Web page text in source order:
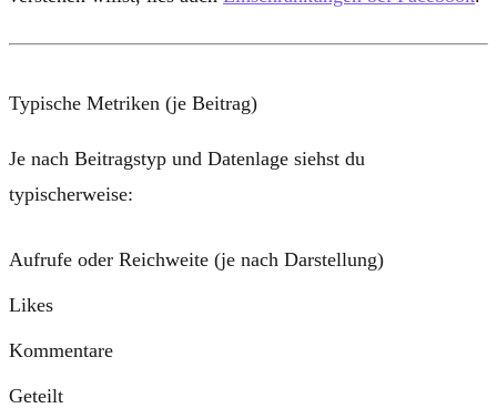
Typische Metriken (je Beitrag)
Je nach Beitragstyp und Datenlage siehst du
typischerweise:
Aufrufe oder Reichweite (je nach Darstellung)
Likes
Kommentare
Geteilt